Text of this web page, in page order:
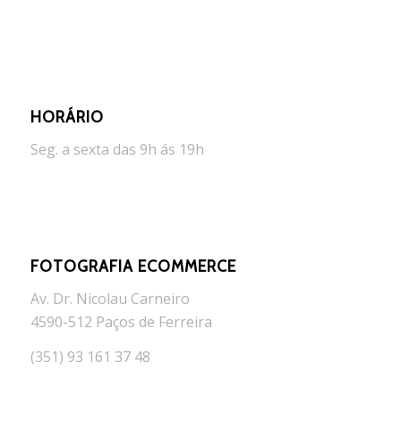
HORÁRIO
Seg. a sexta das 9h ás 19h
FOTOGRAFIA ECOMMERCE
Av. Dr. Nicolau Carneiro
4590-512 Paços de Ferreira
(351) 93 161 37 48